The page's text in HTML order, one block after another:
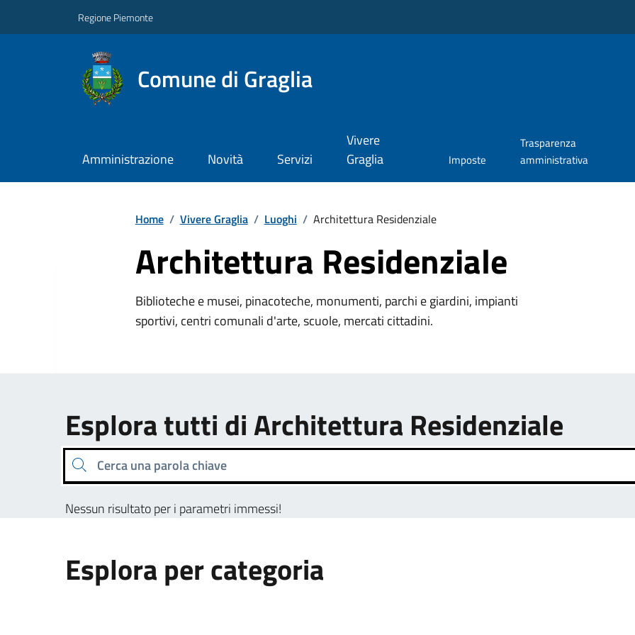
Regione Piemonte
Comune di Graglia
Amministrazione Novità Servizi
Vivere
Graglia
Imposte
Trasparenza
amministrativa
Home / Vivere Graglia / Luoghi / Architettura Residenziale
Architettura Residenziale
Biblioteche e musei, pinacoteche, monumenti, parchi e giardini, impianti
sportivi, centri comunali d'arte, scuole, mercati cittadini.
Esplora tutti di Architettura Residenziale
Cerca una parola chiave
Nessun risultato per i parametri immessi!
Esplora per categoria